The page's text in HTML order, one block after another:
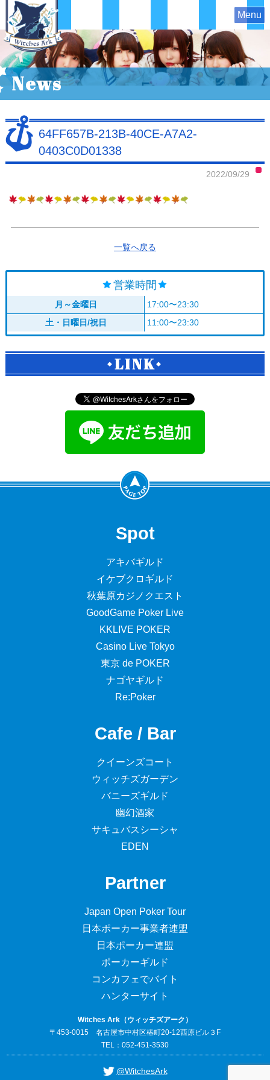
Menu
News
64FF657B-213B-40CE-A7A2-
0403C0D01338
2022/09/29
一覧へ戻る
営業時間
月～金曜日
17:00〜23:30
土・日曜日/祝日
11:00〜23:30
LINK
Spot
アキバギルド
イケブクロギルド
秋葉原カジノクエスト
GoodGame Poker Live
KKLIVE POKER
Casino Live Tokyo
東京 de POKER
ナゴヤギルド
Re:Poker
Cafe / Bar
クイーンズコート
ウィッチズガーデン
バニーズギルド
幽幻酒家
サキュバスシーシャ
EDEN
Partner
Japan Open Poker Tour
日本ポーカー事業者連盟
日本ポーカー連盟
ポーカーギルド
コンカフェでバイト
ハンターサイト
Witches Ark（ウィッチズアーク）
〒453-0015 名古屋市中村区椿町20-12西原ビル３F
TEL：052-451-3530
@WitchesArk